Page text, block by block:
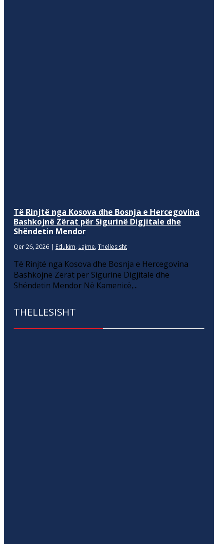
Të Rinjtë nga Kosova dhe Bosnja e Hercegovina
Bashkojnë Zërat për Sigurinë Digjitale dhe
Shëndetin Mendor
Qer 26, 2026 | Edukim, Lajme, Thellesisht
Të Rinjtë nga Kosova dhe Bosnja e Hercegovina
Bashkojnë Zërat për Sigurinë Digjitale dhe
Shëndetin Mendor Në Kamenicë,...
THELLESISHT